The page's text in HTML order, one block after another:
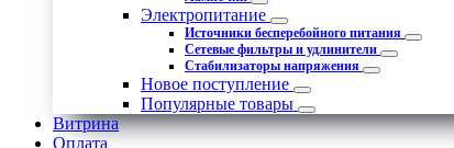
Электропитание
Источники бесперебойного питания
Сетевые фильтры и удлинители
Стабилизаторы напряжения
Новое поступление
Популярные товары
Витрина
Оплата